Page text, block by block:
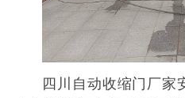
四川自动收缩门厂家